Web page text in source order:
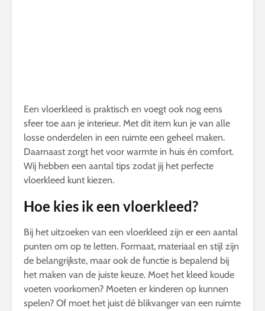
Een vloerkleed is praktisch en voegt ook nog eens
sfeer toe aan je interieur. Met dit item kun je van alle
losse onderdelen in een ruimte een geheel maken.
Daarnaast zorgt het voor warmte in huis én comfort.
Wij hebben een aantal tips zodat jij het perfecte
vloerkleed kunt kiezen.
Hoe kies ik een vloerkleed?
Bij het uitzoeken van een vloerkleed zijn er een aantal
punten om op te letten. Formaat, materiaal en stijl zijn
de belangrijkste, maar ook de functie is bepalend bij
het maken van de juiste keuze. Moet het kleed koude
voeten voorkomen? Moeten er kinderen op kunnen
spelen? Of moet het juist dé blikvanger van een ruimte